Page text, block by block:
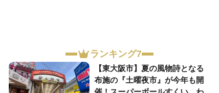
ランキング7
【東大阪市】夏の風物詩となる
布施の『土曜夜市』が今年も開